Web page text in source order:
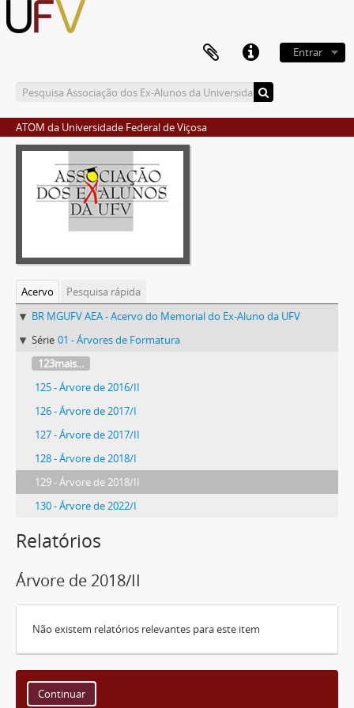
Entrar
ATOM da Universidade Federal de Viçosa
Acervo
Pesquisa rápida
BR MGUFV AEA - Acervo do Memorial do Ex-Aluno da UFV
Série 01 - Árvores de Formatura
123mais...
125 - Árvore de 2016/II
126 - Árvore de 2017/I
127 - Árvore de 2017/II
128 - Árvore de 2018/I
129 - Árvore de 2018/II
130 - Árvore de 2022/I
Relatórios
Árvore de 2018/II
Não existem relatórios relevantes para este item